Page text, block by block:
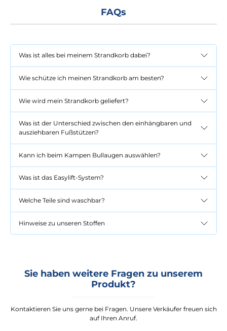
FAQs
Was ist alles bei meinem Strandkorb dabei?
Wie schütze ich meinen Strandkorb am besten?
Wie wird mein Strandkorb geliefert?
Was ist der Unterschied zwischen den einhängbaren und
ausziehbaren Fußstützen?
Kann ich beim Kampen Bullaugen auswählen?
Was ist das Easylift-System?
Welche Teile sind waschbar?
Hinweise zu unseren Stoffen
Sie haben weitere Fragen zu unserem
Produkt?
Kontaktieren Sie uns gerne bei Fragen. Unsere Verkäufer freuen sich
auf Ihren Anruf.